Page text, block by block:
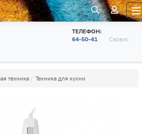
ТЕЛЕФОН:
64-50-41
Сервис
техника Техника для кухни